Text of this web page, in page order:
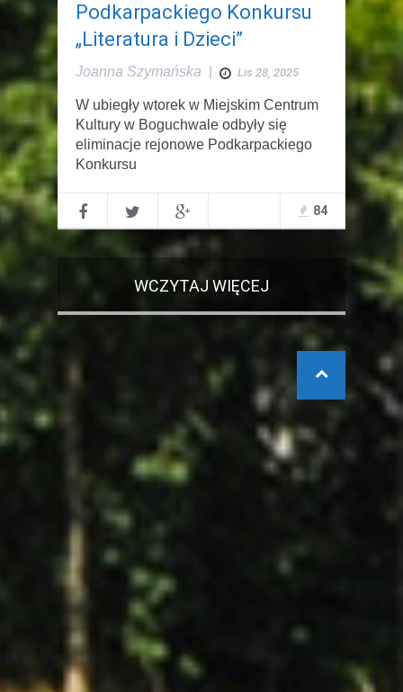
Podkarpackiego Konkursu
„Literatura i Dzieci”
Joanna Szymańska Lis 28, 2025
W ubiegły wtorek w Miejskim Centrum
Kultury w Boguchwale odbyły się
eliminacje rejonowe Podkarpackiego
Konkursu
84
WCZYTAJ WIĘCEJ